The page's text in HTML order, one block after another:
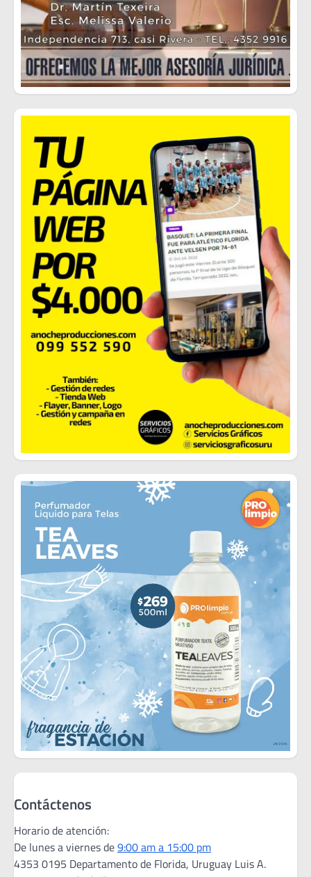
Contáctenos
Horario de atención:
De lunes a viernes de9:00 am a 15:00 pm
4353 0195 Departamento de Florida, Uruguay Luis A.